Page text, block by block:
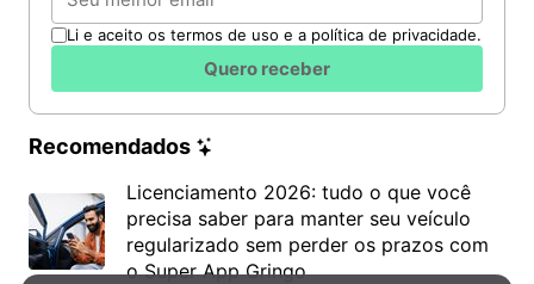
Li e aceito os termos de uso e a política de privacidade.
Quero receber
Recomendados
Licenciamento 2026: tudo o que você
precisa saber para manter seu veículo
regularizado sem perder os prazos com
o Super App Gringo